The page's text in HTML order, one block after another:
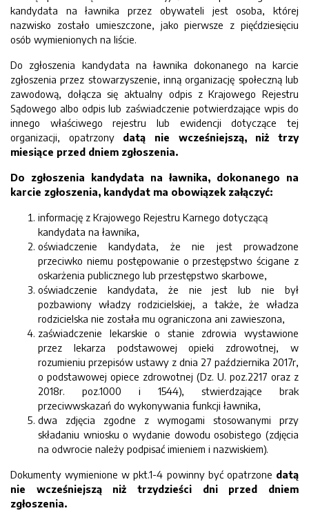
kandydata na ławnika przez obywateli jest osoba, której
nazwisko zostało umieszczone, jako pierwsze z pięćdziesięciu
osób wymienionych na liście.
Do zgłoszenia kandydata na ławnika dokonanego na karcie
zgłoszenia przez stowarzyszenie, inną organizację społeczną lub
zawodową, dołącza się aktualny odpis z Krajowego Rejestru
Sądowego albo odpis lub zaświadczenie potwierdzające wpis do
innego właściwego rejestru lub ewidencji dotyczące tej
organizacji, opatrzony datą nie wcześniejszą, niż trzy
miesiące przed dniem zgłoszenia.
Do zgłoszenia kandydata na ławnika, dokonanego na
karcie zgłoszenia, kandydat ma obowiązek załączyć:
informację z Krajowego Rejestru Karnego dotyczącą
kandydata na ławnika,
oświadczenie kandydata, że nie jest prowadzone
przeciwko niemu postępowanie o przestępstwo ścigane z
oskarżenia publicznego lub przestępstwo skarbowe,
oświadczenie kandydata, że nie jest lub nie był
pozbawiony władzy rodzicielskiej, a także, że władza
rodzicielska nie została mu ograniczona ani zawieszona,
zaświadczenie lekarskie o stanie zdrowia wystawione
przez lekarza podstawowej opieki zdrowotnej, w
rozumieniu przepisów ustawy z dnia 27 października 2017r,
o podstawowej opiece zdrowotnej (Dz. U. poz.2217 oraz z
2018r. poz.1000 i 1544), stwierdzające brak
przeciwwskazań do wykonywania funkcji ławnika,
dwa zdjęcia zgodne z wymogami stosowanymi przy
składaniu wniosku o wydanie dowodu osobistego (zdjęcia
na odwrocie należy podpisać imieniem i nazwiskiem).
Dokumenty wymienione w pkt.1-4 powinny być opatrzone datą
nie wcześniejszą niż trzydzieści dni przed dniem
zgłoszenia.